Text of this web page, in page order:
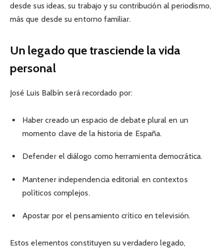
desde sus ideas, su trabajo y su contribución al periodismo,
más que desde su entorno familiar.
Un legado que trasciende la vida
personal
José Luis Balbín será recordado por:
Haber creado un espacio de debate plural en un
momento clave de la historia de España.
Defender el diálogo como herramienta democrática.
Mantener independencia editorial en contextos
políticos complejos.
Apostar por el pensamiento crítico en televisión.
Estos elementos constituyen su verdadero legado,